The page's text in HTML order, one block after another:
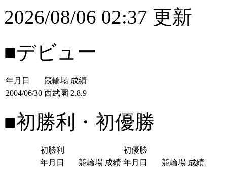
2026/08/06 02:37 更新
■デビュー
年月日 競輪場 成績
2004/06/30 西武園 2.8.9
■初勝利・初優勝
初勝利
初優勝
年月日
競輪場 成績 年月日 競輪場 成績